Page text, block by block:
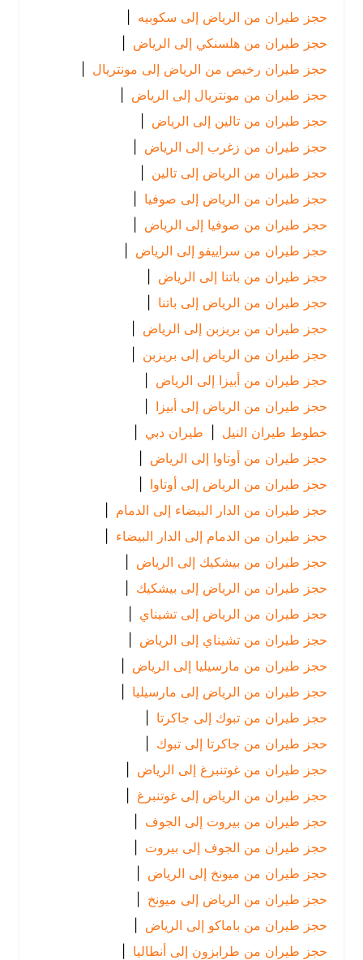
حجز طيران من الرياض إلى سكوبيه |
حجز طيران من هلسنكي إلى الرياض
|
حجز طيران رخيص من الرياض إلى مونتريال |
حجز طيران من مونتريال إلى الرياض
|
حجز طيران من تالين إلى الرياض
|
حجز طيران من زغرب إلى الرياض
|
حجز طيران من الرياض إلى تالين
|
حجز طيران من الرياض إلى صوفيا
|
حجز طيران من صوفيا إلى الرياض
|
حجز طيران من سراييفو إلى الرياض
|
حجز طيران من باتنا إلى الرياض
|
حجز طيران من الرياض إلى باتنا |
حجز طيران من بريزبن إلى الرياض
|
حجز طيران من الرياض إلى بريزبن |
حجز طيران من أبيزا إلى الرياض
|
حجز طيران من الرياض إلى أبيزا
خطوط طيران النيل | طيران دبي |
حجز طيران من أوتاوا إلى الرياض
|
حجز طيران من الرياض إلى أوتاوا |
حجز طيران من الدار البيضاء إلى الدمام
|
حجز طيران من الدمام إلى الدار البيضاء |
حجز طيران من بيشكيك إلى الرياض
|
حجز طيران من الرياض إلى بيشكيك |
حجز طيران من الرياض إلى تشيناي |
حجز طيران من تشيناي إلى الرياض
|
حجز طيران من مارسيليا إلى الرياض
|
حجز طيران من الرياض إلى مارسيليا |
حجز طيران من تبوك إلى جاكرتا
|
حجز طيران من جاكرتا إلى تبوك
|
حجز طيران من غوتنبرغ إلى الرياض
|
حجز طيران من الرياض إلى غوتنبرغ |
حجز طيران من بيروت إلى الجوف |
حجز طيران من الجوف إلى بيروت
|
حجز طيران من ميونخ إلى الرياض
|
حجز طيران من الرياض إلى ميونخ |
حجز طيران من باماكو إلى الرياض
|
حجز طيران من طرابزون إلى أنطاليا
|